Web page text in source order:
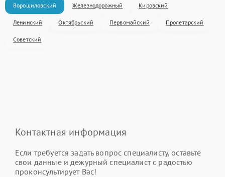
Ворошиловский Железнодорожный Кировский
Ленинский Октябрьский Первомайский Пролетарский
Советский
Контактная информация
Если требуется задать вопрос специалисту, оставьте
свои данные и дежурный специалист с радостью
проконсультирует Вас!